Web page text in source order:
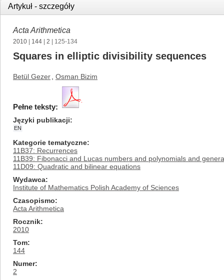
Artykuł - szczegóły
Acta Arithmetica
2010 144 2 | 125-134
Squares in elliptic divisibility sequences
Betül Gezer Osman Bizim
Pełne teksty:
Języki publikacji
EN
Kategorie tematyczne
11B37: Recurrences
11B39: Fibonacci and Lucas numbers and polynomials and
11D09: Quadratic and bilinear equations
Wydawca
Institute of Mathematics Polish Academy of Sciences
Czasopismo
Acta Arithmetica
Rocznik
2010
Tom
144
Numer
2